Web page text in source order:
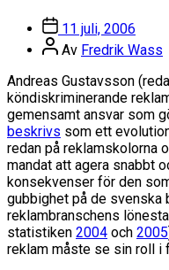
Inläggsdatum
11 juli, 2006
Inläggsförfattare
Av Fredrik Wass
Andreas Gustavsson
köndiskriminerande
gemensamt ansvar som
beskrivs som ett
redan på reklamskolorna
mandat att agera snabbt
konsekvenser för den
gubbighet på de svenska
reklambranschens
statistiken 2004 och 2005
reklam måste se sin roll i